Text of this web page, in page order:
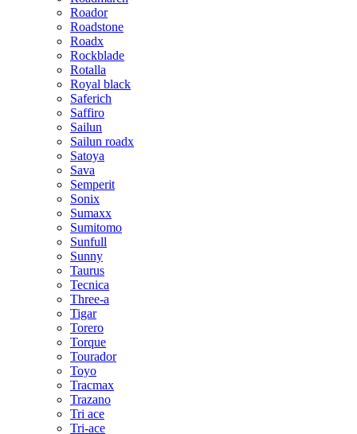
Roador
Roadstone
Roadx
Rockblade
Rotalla
Royal black
Saferich
Saffiro
Sailun
Sailun roadx
Satoya
Sava
Semperit
Sonix
Sumaxx
Sumitomo
Sunfull
Sunny
Taurus
Tecnica
Three-a
Tigar
Torero
Torque
Tourador
Toyo
Tracmax
Trazano
Tri ace
Tri-ace